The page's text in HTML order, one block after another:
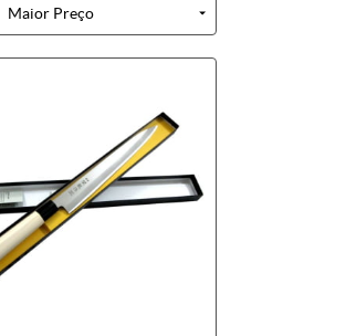
Maior Preço